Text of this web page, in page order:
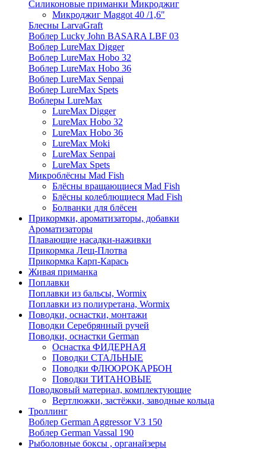
Силиконовые приманки Микроджиг
Микроджиг Maggot 40 /1,6"
Блесны LarvaGraft
Воблер Lucky John BASARA LBF 03
Воблер LureMax Digger
Воблер LureMax Hobo 32
Воблер LureMax Hobo 36
Воблер LureMax Senpai
Воблер LureMax Spets
Воблеры LureMax
LureMax Digger
LureMax Hobo 32
LureMax Hobo 36
LureMax Moki
LureMax Senpai
LureMax Spets
Микроблёсны Mad Fish
Блёсны вращающиеся Mad Fish
Блёсны колеблющиеся Mad Fish
Болванки для блёсен
Прикормки, ароматизаторы, добавки
Ароматизаторы
Плавающие насадки-наживки
Прикормка Лещ-Плотва
Прикормка Карп-Карась
Живая приманка
Поплавки
Поплавки из бальсы, Wormix
Поплавки из полиуретана, Wormix
Поводки, оснастки, монтажи
Поводки Серебрянный ручей
Поводки, оснастки German
Оснастка ФИДЕРНАЯ
Поводки СТАЛЬНЫЕ
Поводки ФЛЮОРОКАРБОН
Поводки ТИТАНОВЫЕ
Поводковый материал, комплектующие
Вертлюжки, застёжки, заводные кольца
Троллинг
Воблер German Aggressor V3 150
Воблер German Vassal 190
Рыболовные боксы , органайзеры